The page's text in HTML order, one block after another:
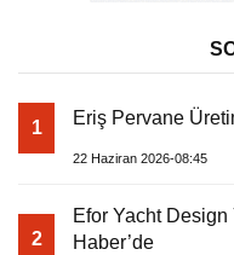
1 Eriş Pervane
22 Haziran 2026-08:45
2
Efor Yacht Design
Haber’de